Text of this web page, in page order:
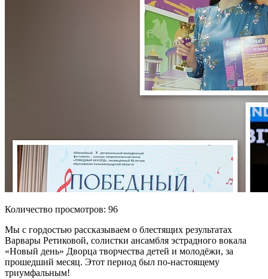
Количество просмотров: 96
Мы с гордостью рассказываем о блестящих результатах
Варвары Ретиковой, солистки ансамбля эстрадного вокала
«Новый день» Дворца творчества детей и молодёжи, за
прошедший месяц. Этот период был по-настоящему
триумфальным!